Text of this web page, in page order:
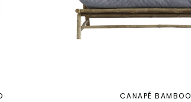
CANAPÉ BAMBOO